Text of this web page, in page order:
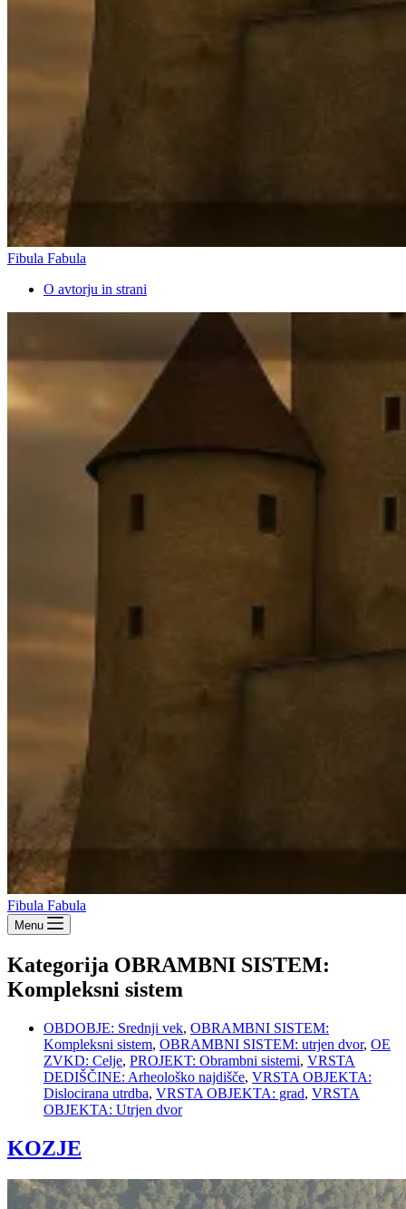
Fibula Fabula
O avtorju in strani
Fibula Fabula
Menu
Kategorija OBRAMBNI SISTEM:
Kompleksni sistem
OBDOBJE: Srednji vek, OBRAMBNI SISTEM:
Kompleksni sistem, OBRAMBNI SISTEM: utrjen dvor, OE
ZVKD: Celje, PROJEKT: Obrambni sistemi, VRSTA
DEDIŠČINE: Arheološko najdišče, VRSTA OBJEKTA:
Dislocirana utrdba, VRSTA OBJEKTA: grad, VRSTA
OBJEKTA: Utrjen dvor
KOZJE